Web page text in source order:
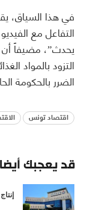
في هذا السياق،
التفاعل مع
يحدث”، مضيفاً
التزود بالمواد
الضرر بالحكومة
اقتصاد تونس
قد يعجبك